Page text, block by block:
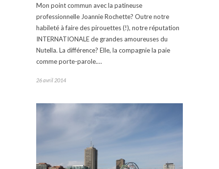
Mon point commun avec la patineuse
professionnelle Joannie Rochette? Outre notre
habileté à faire des pirouettes (!), notre réputation
INTERNATIONALE de grandes amoureuses du
Nutella. La différence? Elle, la compagnie la paie
comme porte-parole.…
26 avril 2014